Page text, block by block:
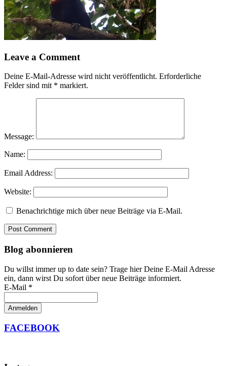
Leave a Comment
Deine E-Mail-Adresse wird nicht veröffentlicht. Erforderliche
Felder sind mit * markiert.
Message:
Name:
Email Address:
Website:
Benachrichtige mich über neue Beiträge via E-Mail.
Blog abonnieren
Du willst immer up to date sein? Trage hier Deine E-Mail Adresse
ein, dann wirst Du sofort über neue Beiträge informiert.
E-Mail *
FACEBOOK